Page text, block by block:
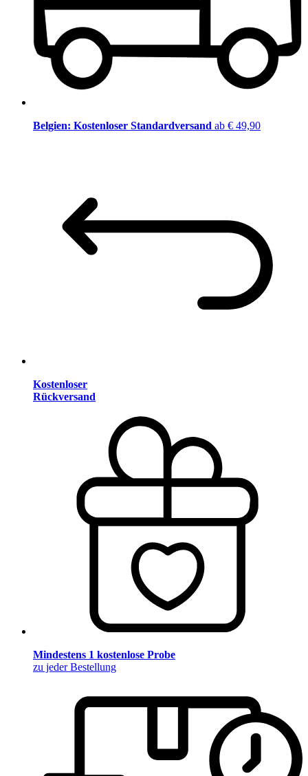
Belgien: Kostenloser Standardversand ab € 49,90
Kostenloser
Rückversand
Mindestens 1 kostenlose Probe
zu jeder Bestellung